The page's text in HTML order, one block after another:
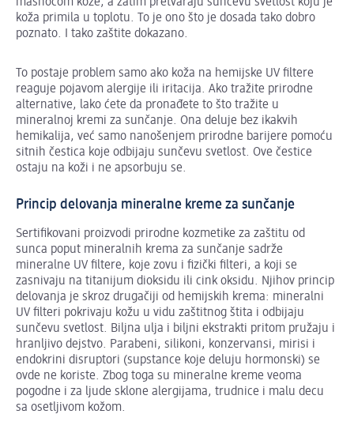
masnoćom kože, a zatim pretvaraju sunčevu svetlost koju je
koža primila u toplotu. To je ono što je dosada tako dobro
poznato. I tako zaštite dokazano.
To postaje problem samo ako koža na hemijske UV filtere
reaguje pojavom alergije ili iritacija. Ako tražite prirodne
alternative, lako ćete da pronađete to što tražite u
mineralnoj kremi za sunčanje. Ona deluje bez ikakvih
hemikalija, već samo nanošenjem prirodne barijere pomoću
sitnih čestica koje odbijaju sunčevu svetlost. Ove čestice
ostaju na koži i ne apsorbuju se.
Princip delovanja mineralne kreme za sunčanje
Sertifikovani proizvodi prirodne kozmetike za zaštitu od
sunca poput mineralnih krema za sunčanje sadrže
mineralne UV filtere, koje zovu i fizički filteri, a koji se
zasnivaju na titanijum dioksidu ili cink oksidu. Njihov princip
delovanja je skroz drugačiji od hemijskih krema: mineralni
UV filteri pokrivaju kožu u vidu zaštitnog štita i odbijaju
sunčevu svetlost. Biljna ulja i biljni ekstrakti pritom pružaju i
hranljivo dejstvo. Parabeni, silikoni, konzervansi, mirisi i
endokrini disruptori (supstance koje deluju hormonski) se
ovde ne koriste. Zbog toga su mineralne kreme veoma
pogodne i za ljude sklone alergijama, trudnice i malu decu
sa osetljivom kožom.